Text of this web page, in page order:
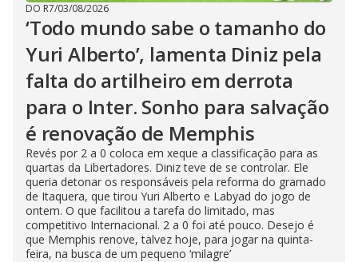
DO R7/03/08/2026
‘Todo mundo sabe o tamanho do
Yuri Alberto’, lamenta Diniz pela
falta do artilheiro em derrota
para o Inter. Sonho para salvação
é renovação de Memphis
Revés por 2 a 0 coloca em xeque a classificação para as
quartas da Libertadores. Diniz teve de se controlar. Ele
queria detonar os responsáveis pela reforma do gramado
de Itaquera, que tirou Yuri Alberto e Labyad do jogo de
ontem. O que facilitou a tarefa do limitado, mas
competitivo Internacional. 2 a 0 foi até pouco. Desejo é
que Memphis renove, talvez hoje, para jogar na quinta-
feira, na busca de um pequeno ‘milagre’